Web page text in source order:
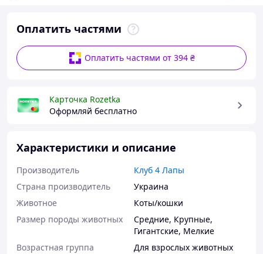
Оплатить частями
Оплатить частями от 394 ₴
Карточка Rozetka
Оформляй бесплатно
Характеристики и описание
Производитель
Клуб 4 Лапы
Страна производитель
Украина
Животное
Коты/кошки
Размер породы животных
Средние, Крупные,
Гигантские, Мелкие
Возрастная группа
Для взрослых животных